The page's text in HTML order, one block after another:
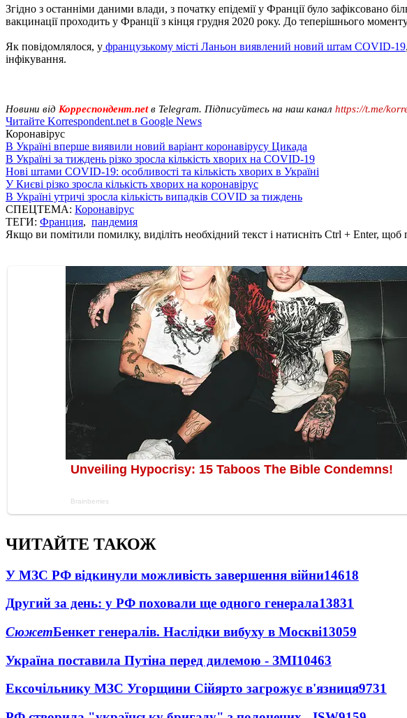
Згідно з останніми даними влади, з початку епідемії у Франції було зафіксовано
вакцинації проходить у Франції з кінця грудня 2020 року. До теперішнього
Як повідомлялося, у французькому місті Ланьон виявлений новий штам COVID-19
інфікування.
Новини від Корреспондент.netв Telegram. Підписуйтесь на наш канал https://t.me/
Читайте Korrespondent.net в Google News
Коронавірус
В Україні вперше виявили новий варіант коронавірусу Цикада
В Україні за тиждень різко зросла кількість хворих на COVID-19
Нові штами COVID-19: особливості та кількість хворих в Україні
У Києві різко зросла кількість хворих на коронавірус
В Україні утричі зросла кількість випадків COVID за тиждень
СПЕЦТЕМА: Коронавірус
ТЕГИ: Франция, пандемия
Якщо ви помітили помилку, виділіть необхідний текст і натисніть Ctrl + Enter,
ЧИТАЙТЕ ТАКОЖ
У МЗС РФ відкинули можливість завершення війни14618
Другий за день: у РФ поховали ще одного генерала13831
СюжетБенкет генералів. Наслідки вибуху в Москві13059
Україна поставила Путіна перед дилемою - ЗМІ10463
Ексочільнику МЗС Угорщини Сійярто загрожує в'язниця9731